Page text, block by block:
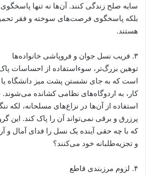
سایه صلح زندگی کنند. آن‌ها نه تنها
بلکه پاسخگوی فرصت‌های سوخته و فقر
هستند.
۳. فریب نسل جوان و فروپاشی خانواده‌ها
توهین بزرگ‌تر، سوءاستفاده از احساسات پاک
است که به جای نشستن پشت میز دانشگاه یا
کار، به اردوگاه‌های نظامی کشانده
استفاده از آن‌ها در نزاع‌های مسلحانه، لکه‌
پرزرق و برقی نمی‌تواند آن را پاک کند. این
که با چه حقی آینده یک نسل را فدای آمال
و تجزیه‌طلبانه خود می‌کنند؟
۴. لزوم مرزبندی قاطع